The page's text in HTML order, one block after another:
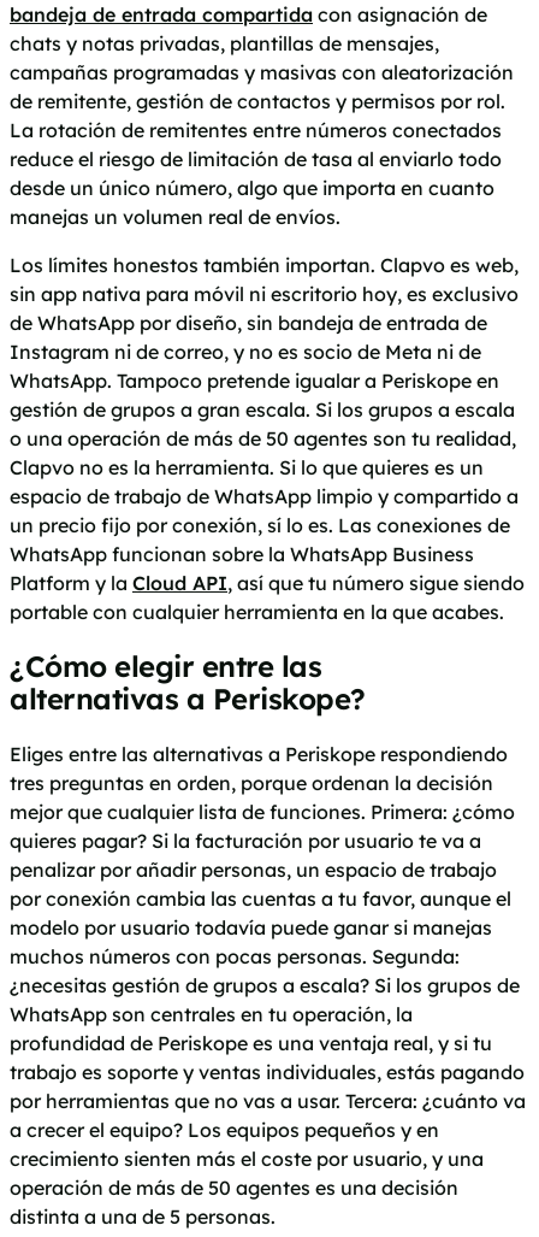
bandeja de entrada compartida con asignación de
chats y notas privadas, plantillas de mensajes,
campañas programadas y masivas con aleatorización
de remitente, gestión de contactos y permisos por rol.
La rotación de remitentes entre números conectados
reduce el riesgo de limitación de tasa al enviarlo todo
desde un único número, algo que importa en cuanto
manejas un volumen real de envíos.
Los límites honestos también importan. Clapvo es web,
sin app nativa para móvil ni escritorio hoy, es exclusivo
de WhatsApp por diseño, sin bandeja de entrada de
Instagram ni de correo, y no es socio de Meta ni de
WhatsApp. Tampoco pretende igualar a Periskope en
gestión de grupos a gran escala. Si los grupos a escala
o una operación de más de 50 agentes son tu realidad,
Clapvo no es la herramienta. Si lo que quieres es un
espacio de trabajo de WhatsApp limpio y compartido a
un precio fijo por conexión, sí lo es. Las conexiones de
WhatsApp funcionan sobre la WhatsApp Business
Platform y la Cloud API, así que tu número sigue siendo
portable con cualquier herramienta en la que acabes.
¿Cómo elegir entre las
alternativas a Periskope?
Eliges entre las alternativas a Periskope respondiendo
tres preguntas en orden, porque ordenan la decisión
mejor que cualquier lista de funciones. Primera: ¿cómo
quieres pagar? Si la facturación por usuario te va a
penalizar por añadir personas, un espacio de trabajo
por conexión cambia las cuentas a tu favor, aunque el
modelo por usuario todavía puede ganar si manejas
muchos números con pocas personas. Segunda:
¿necesitas gestión de grupos a escala? Si los grupos de
WhatsApp son centrales en tu operación, la
profundidad de Periskope es una ventaja real, y si tu
trabajo es soporte y ventas individuales, estás pagando
por herramientas que no vas a usar. Tercera: ¿cuánto va
a crecer el equipo? Los equipos pequeños y en
crecimiento sienten más el coste por usuario, y una
operación de más de 50 agentes es una decisión
distinta a una de 5 personas.